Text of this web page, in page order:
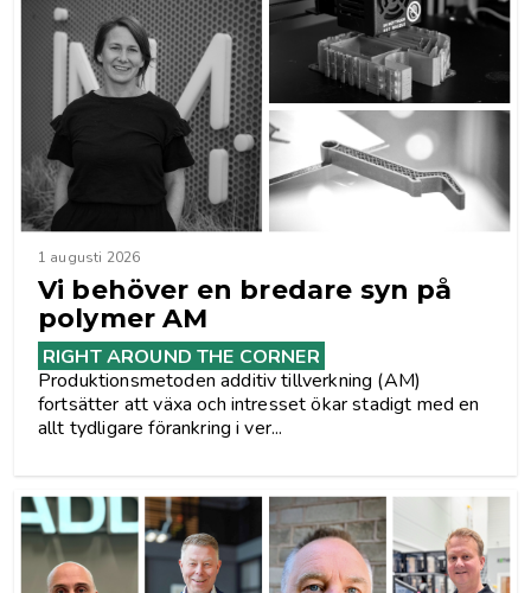
1 augusti 2026
Vi behöver en bredare syn på
polymer AM
RIGHT AROUND THE CORNER
Produktionsmetoden additiv tillverkning (AM)
fortsätter att växa och intresset ökar stadigt med en
allt tydligare förankring i ver...